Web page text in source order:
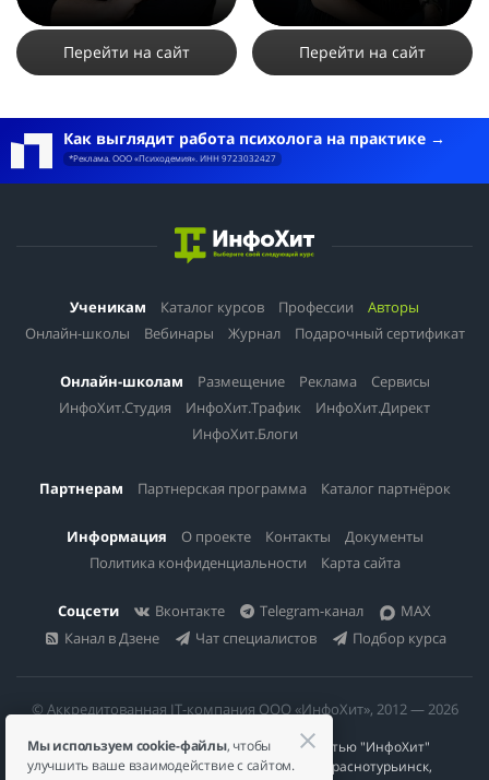
Перейти на сайт
4371
Перейти на сайт
Как выглядит работа психолога на практике
*Реклама. ООО «Психодемия». ИНН 9723032427
Ученикам Каталог курсов Профессии
Авторы
Онлайн-школы
Вебинары Журнал Подарочный сертификат
Онлайн-школам Размещение Реклама
Сервисы
ИнфоХит.Студия
ИнфоХит.Трафик
ИнфоХит.Директ
ИнфоХит.Блоги
Партнерам Партнерская программа Каталог партнёрок
Информация О проекте Контакты
Документы
Политика конфиденциальности
Карта сайта
Соцсети Вконтакте Telegram-канал
MAX
Канал в Дзене
Чат специалистов Подбор курса
© Аккредитованная IT-компания ООО «ИнфоХит», 2012 — 2026
Общество с ограниченной ответственностью "ИнфоХит"
624446, Россия, Свердловская область, г. Краснотурьинск,
Мы используем cookie-файлы, чтобы
улучшить ваше взаимодействие с сайтом.